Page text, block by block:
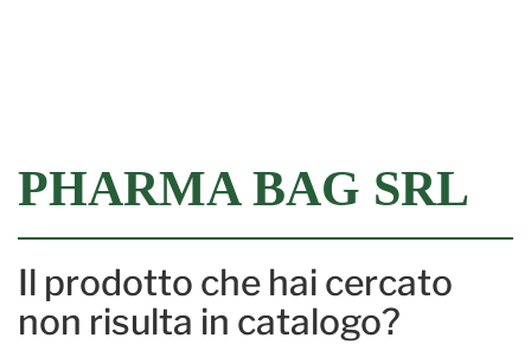
PHARMA BAG SRL
Il prodotto che hai cercato
non risulta in catalogo?